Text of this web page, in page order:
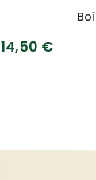
14,50 €